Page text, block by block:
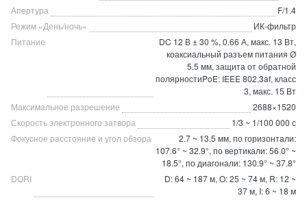
Апертура
F/1.4
Режим «День/ночь»
ИК-фильтр
Питание
DC 12 В ± 30 %, 0.66 А, макс. 13 Вт,
коаксиальный разъем питания Ø
5.5 мм, защита от обратной
полярностиPoE: IEEE 802.3af, класс
3, макс. 15 Вт
Максимальное разрешение
2688×1520
Скорость электронного затвора
1/3 ~ 1/100 000 с
Фокусное расстояние и угол обзора
2.7 ~ 13.5 мм, по горизонтали:
107.6° ~ 32.9°, по вертикали: 56.0° ~
18.5°, по диагонали: 130.9° ~ 37.8°
DORI
D: 64 ~ 187 м, O: 25 ~ 74 м, R: 12 ~
37 м, I: 6 ~ 18 м